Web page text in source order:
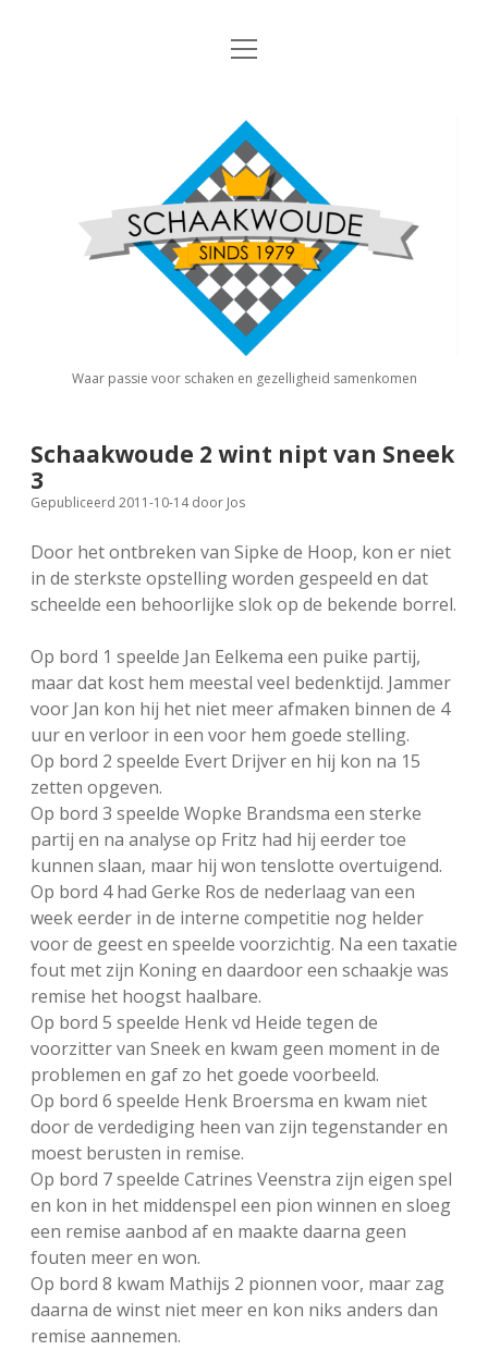
Nieuws
Algemene Informatie
Privacy Statement
Interne Competitie
dropdown
menu
Competitiereglement
Externe Competitie open
KNSB: Schaakwoude I
KNSB: Schaakwoude II
FSB: Schaakwoude I
FSB: Schaakwoude II
FSB: Schaakwoude III
Jeugdschaken
Eregalerij
Agenda
Koppelingen
Sponsoren
facebookinstagram
open
Schaakvereniging
Schaakwoude
Waar passie voor schaken en gezelligheid samenkomen
Schaakwoude 2 wint nipt van Sneek
3
Gepubliceerd 2011-10-14door Jos
Door het ontbreken van Sipke de Hoop, kon er niet
in de sterkste opstelling worden gespeeld en dat
scheelde een behoorlijke slok op de bekende borrel.
Op bord 1 speelde Jan Eelkema een puike partij,
maar dat kost hem meestal veel bedenktijd. Jammer
voor Jan kon hij het niet meer afmaken binnen de 4
uur en verloor in een voor hem goede stelling.
Op bord 2 speelde Evert Drijver en hij kon na 15
zetten opgeven.
Op bord 3 speelde Wopke Brandsma een sterke
partij en na analyse op Fritz had hij eerder toe
kunnen slaan, maar hij won tenslotte overtuigend.
Op bord 4 had Gerke Ros de nederlaag van een
week eerder in de interne competitie nog helder
voor de geest en speelde voorzichtig. Na een taxatie
fout met zijn Koning en daardoor een schaakje was
remise het hoogst haalbare.
Op bord 5 speelde Henk vd Heide tegen de
voorzitter van Sneek en kwam geen moment in de
problemen en gaf zo het goede voorbeeld.
Op bord 6 speelde Henk Broersma en kwam niet
door de verdediging heen van zijn tegenstander en
moest berusten in remise.
Op bord 7 speelde Catrines Veenstra zijn eigen spel
en kon in het middenspel een pion winnen en sloeg
een remise aanbod af en maakte daarna geen
fouten meer en won.
Op bord 8 kwam Mathijs 2 pionnen voor, maar zag
daarna de winst niet meer en kon niks anders dan
remise aannemen.